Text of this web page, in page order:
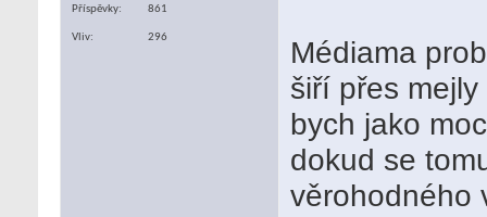
Příspěvky
861
Vliv 296
Médiama
šiří přes
bych jako
dokud se
věrohodného